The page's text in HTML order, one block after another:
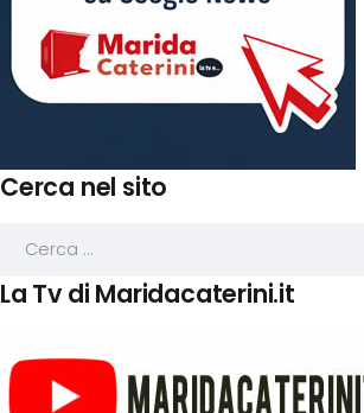
Cerca nel sito
La Tv di Maridacaterini.it